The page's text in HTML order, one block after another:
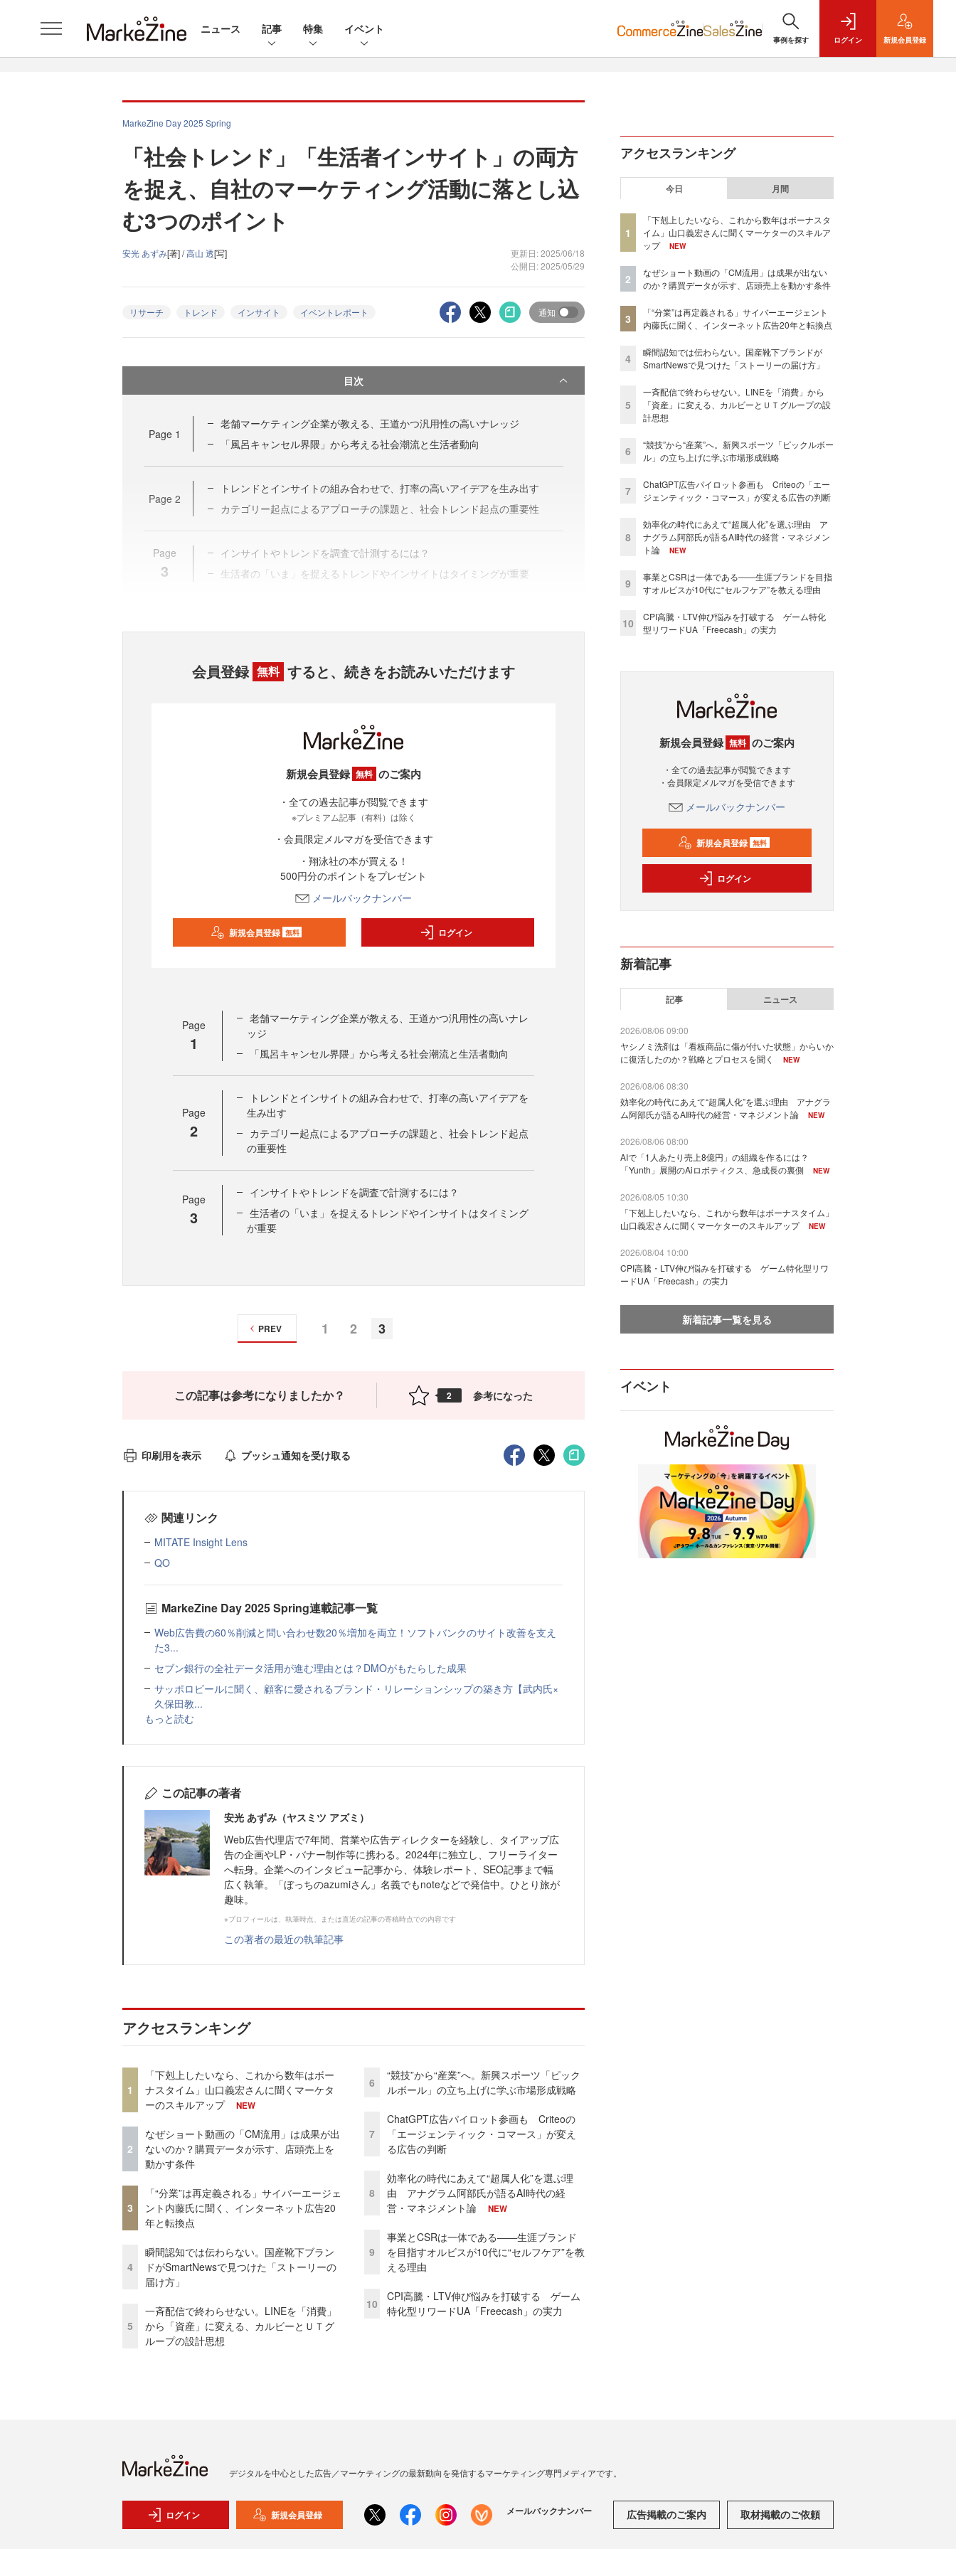
ニュース 記事 特集 イベント
事例を探す ログイン 新規会員登録
MarkeZine Day 2025 Spring
「社会トレンド」「生活者インサイト」の両方
を捉え、自社のマーケティング活動に落とし込
む3つのポイント
安光 あずみ[著] /高山 透[写]
更新日: 2025/06/18
公開日: 2025/05/29
リサーチ トレンド インサイト イベントレポート 通知
目次
Page 1
老舗マーケティング企業が教える、王道かつ汎用性の高いナレッジ
「風呂キャンセル界隈」から考える社会潮流と生活者動向
Page 2
トレンドとインサイトの組み合わせで、打率の高いアイデアを生み出す
カテゴリー起点によるアプローチの課題と、社会トレンド起点の重要性
Page
3
インサイトやトレンドを調査で計測するには？
生活者の「いま」を捉えるトレンドやインサイトはタイミングが重要
会員登録 無料 すると、続きをお読みいただけます
新規会員登録 無料 のご案内
・全ての過去記事が閲覧できます
※プレミアム記事（有料）は除く
・会員限定メルマガを受信できます
・翔泳社の本が買える！
500円分のポイントをプレゼント
メールバックナンバー
新規会員登録 無料 ログイン
Page
1
老舗マーケティング企業が教える、王道かつ汎用性の高いナレ
ッジ
「風呂キャンセル界隈」から考える社会潮流と生活者動向
Page
2
トレンドとインサイトの組み合わせで、打率の高いアイデアを
生み出す
カテゴリー起点によるアプローチの課題と、社会トレンド起点
の重要性
Page
3
インサイトやトレンドを調査で計測するには？
生活者の「いま」を捉えるトレンドやインサイトはタイミング
が重要
1 2 3
PREV
この記事は参考になりましたか？ 2 参考になった
印刷用を表示 プッシュ通知を受け取る
関連リンク
MITATE Insight Lens
QO
MarkeZine Day 2025 Spring連載記事一覧
Web広告費の60％削減と問い合わせ数20％増加を両立！ソフトバンクのサイト改善を支え
た3...
セブン銀行の全社データ活用が進む理由とは？DMOがもたらした成果
サッポロビールに聞く、顧客に愛されるブランド・リレーションシップの築き方【武内氏×
久保田教...
もっと読む
この記事の著者
安光 あずみ（ヤスミツ アズミ）
Web広告代理店で7年間、営業や広告ディレクターを経験し、タイアップ広
告の企画やLP・バナー制作等に携わる。2024年に独立し、フリーライター
へ転身。企業へのインタビュー記事から、体験レポート、SEO記事まで幅
広く執筆。「ぼっちのazumiさん」名義でもnoteなどで発信中。ひとり旅が
趣味。
※プロフィールは、執筆時点、または直近の記事の寄稿時点での内容です
この著者の最近の執筆記事
アクセスランキング
1
「下剋上したいなら、これから数年はボー
ナスタイム」山口義宏さんに聞くマーケタ
ーのスキルアップ
NEW
2
なぜショート動画の「CM流用」は成果が出
ないのか？購買データが示す、店頭売上を
動かす条件
3
「“分業”は再定義される」サイバーエージェ
ント内藤氏に聞く、インターネット広告20
年と転換点
4
瞬間認知では伝わらない。国産靴下ブラン
ドがSmartNewsで見つけた「ストーリーの
届け方」
5
一斉配信で終わらせない。LINEを「消費」
から「資産」に変える、カルビーとＵＴグ
ループの設計思想
6
“競技”から“産業”へ。新興スポーツ「ピック
ルボール」の立ち上げに学ぶ市場形成戦略
7
ChatGPT広告パイロット参画も Criteoの
「エージェンティック・コマース」が変え
る広告の判断
8
効率化の時代にあえて“超属人化”を選ぶ理
由 アナグラム阿部氏が語るAI時代の経
営・マネジメント論
NEW
9
事業とCSRは一体である――生涯ブランド
を目指すオルビスが10代に“セルフケア”を教
える理由
10
CPI高騰・LTV伸び悩みを打破する ゲーム
特化型リワードUA「Freecash」の実力
アクセスランキング
今日 月間
1
「下剋上したいなら、これから数年はボーナスタ
イム」山口義宏さんに聞くマーケターのスキルア
ップ
NEW
2
なぜショート動画の「CM流用」は成果が出ない
のか？購買データが示す、店頭売上を動かす条件
3
「“分業”は再定義される」サイバーエージェント
内藤氏に聞く、インターネット広告20年と転換点
4
瞬間認知では伝わらない。国産靴下ブランドが
SmartNewsで見つけた「ストーリーの届け方」
5
一斉配信で終わらせない。LINEを「消費」から
「資産」に変える、カルビーとＵＴグループの設
計思想
6
“競技”から“産業”へ。新興スポーツ「ピックルボー
ル」の立ち上げに学ぶ市場形成戦略
7
ChatGPT広告パイロット参画も Criteoの「エー
ジェンティック・コマース」が変える広告の判断
8
効率化の時代にあえて“超属人化”を選ぶ理由 ア
ナグラム阿部氏が語るAI時代の経営・マネジメン
ト論
NEW
9
事業とCSRは一体である――生涯ブランドを目指
すオルビスが10代に“セルフケア”を教える理由
10
CPI高騰・LTV伸び悩みを打破する ゲーム特化
型リワードUA「Freecash」の実力
新規会員登録 無料 のご案内
・全ての過去記事が閲覧できます
・会員限定メルマガを受信できます
メールバックナンバー
新規会員登録 無料
ログイン
新着記事
記事 ニュース
2026/08/06 09:00
ヤシノミ洗剤は「看板商品に傷が付いた状態」からいか
に復活したのか？戦略とプロセスを聞く
NEW
2026/08/06 08:30
効率化の時代にあえて“超属人化”を選ぶ理由 アナグラ
ム阿部氏が語るAI時代の経営・マネジメント論
NEW
2026/08/06 08:00
AIで「1人あたり売上8億円」の組織を作るには？
「Yunth」展開のAiロボティクス、急成長の裏側
NEW
2026/08/05 10:30
「下剋上したいなら、これから数年はボーナスタイム」
山口義宏さんに聞くマーケターのスキルアップ
NEW
2026/08/04 10:00
CPI高騰・LTV伸び悩みを打破する ゲーム特化型リワ
ードUA「Freecash」の実力
新着記事一覧を見る
イベント
デジタルを中心とした広告／マーケティングの最新動向を発信するマーケティング専門メディアです。
ログイン 新規会員登録 メールバックナンバー 広告掲載のご案内 取材掲載のご依頼